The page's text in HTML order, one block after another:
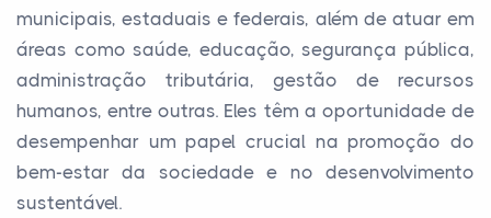
municipais, estaduais e federais, além de atuar em
áreas como saúde, educação, segurança pública,
administração tributária, gestão de recursos
humanos, entre outras. Eles têm a oportunidade de
desempenhar um papel crucial na promoção do
bem-estar da sociedade e no desenvolvimento
sustentável.